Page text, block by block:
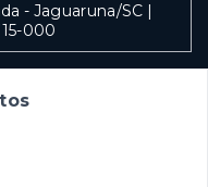
- Jaguaruna/SC |
000